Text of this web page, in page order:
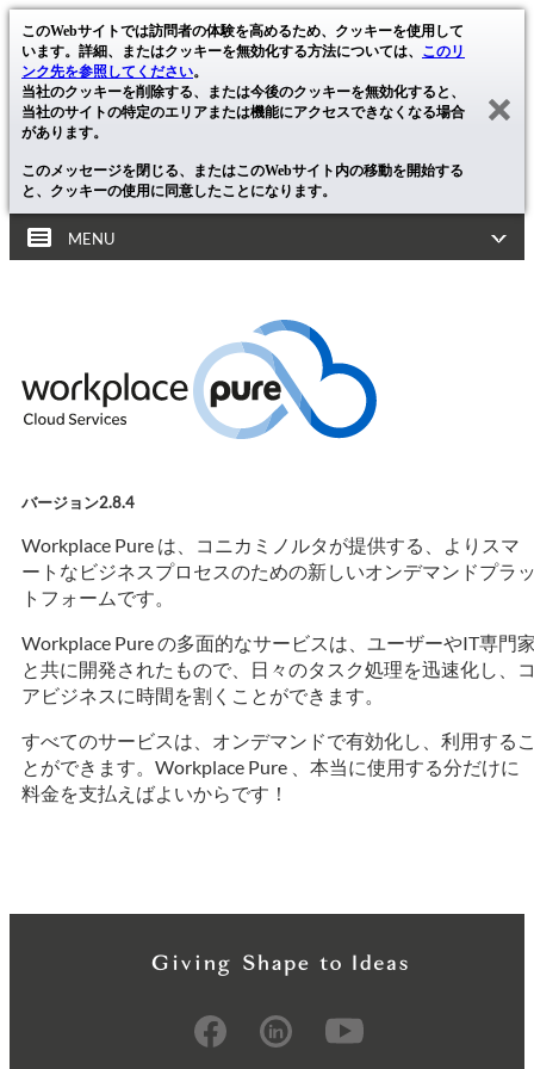
このWebサイトでは訪問者の体験を高めるため、クッキーを使用して
います。詳細、またはクッキーを無効化する方法については、 このリ
ンク先を参照してください。
当社のクッキーを削除する、または今後のクッキーを無効化すると、
当社のサイトの特定のエリアまたは機能にアクセスできなくなる場合
があります。
このメッセージを閉じる、またはこのWebサイト内の移動を開始する
と、クッキーの使用に同意したことになります。
MENU
バージョン2.8.4
Workplace Pure は、コニカミノルタが提供する、よりスマ
ートなビジネスプロセスのための新しいオンデマンドプラ
トフォームです。
Workplace Pure の多面的なサービスは、ユーザーやIT専門
と共に開発されたもので、日々のタスク処理を迅速化し、
アビジネスに時間を割くことができます。
すべてのサービスは、オンデマンドで有効化し、利用する
とができます。Workplace Pure 、本当に使用する分だけに
料金を支払えばよいからです！